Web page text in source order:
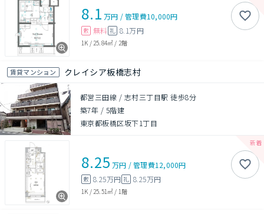
8.1 万円 /管理費10,000円
敷 無料 礼 8.1万円
1K / 25.84㎡ / 2階
賃貸マンション クレイシア板橋志村
都営三田線 / 志村三丁目駅 徒歩8分
築7年 / 5階建
東京都板橋区坂下1丁目
8.25 万円 /管理費12,000円
敷 8.25万円 礼 8.25万円
1K / 25.51㎡ / 1階